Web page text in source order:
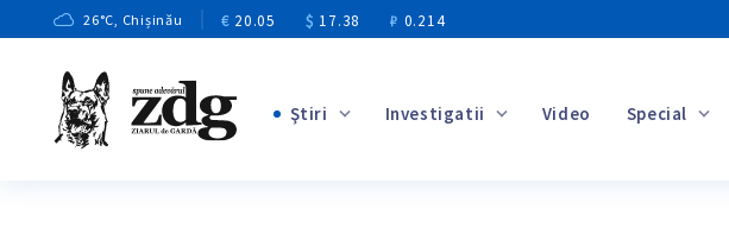
26°C, Chișinău € 20.05 $ 17.38 ₽ 0.214
Ştiri Investigatii Video Special